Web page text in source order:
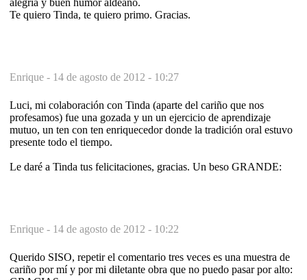
Te quiero Tinda, te quiero primo. Gracias.
Enrique - 14 de agosto de 2012 - 10:27
Luci, mi colaboración con Tinda (aparte del cariño que nos
profesamos) fue una gozada y un un ejercicio de aprendizaje
mutuo, un ten con ten enriquecedor donde la tradición oral estuvo
presente todo el tiempo.
Le daré a Tinda tus felicitaciones, gracias. Un beso GRANDE:
Enrique - 14 de agosto de 2012 - 10:22
Querido SISO, repetir el comentario tres veces es una muestra de
cariño por mí y por mi diletante obra que no puedo pasar por alto: